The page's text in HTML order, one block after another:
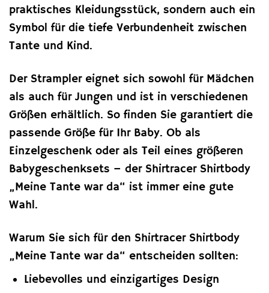
praktisches Kleidungsstück, sondern auch ein
Symbol für die tiefe Verbundenheit zwischen
Tante und Kind.
Der Strampler eignet sich sowohl für Mädchen
als auch für Jungen und ist in verschiedenen
Größen erhältlich. So finden Sie garantiert die
passende Größe für Ihr Baby. Ob als
Einzelgeschenk oder als Teil eines größeren
Babygeschenksets – der Shirtracer Shirtbody
„Meine Tante war da“ ist immer eine gute
Wahl.
Warum Sie sich für den Shirtracer Shirtbody
„Meine Tante war da“ entscheiden sollten:
Liebevolles und einzigartiges Design